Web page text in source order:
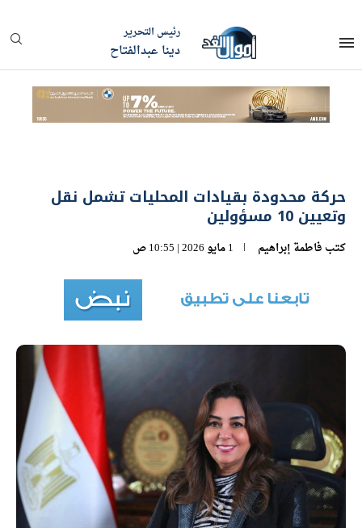
رئيس التحرير
دينا عبدالفتاح
حركة محدودة بقيادات المحليات تشمل نقل
وتعيين 10 مسؤولين
كتب فاطمة إبراهيم 1 مايو 2026 | 10:55 ص